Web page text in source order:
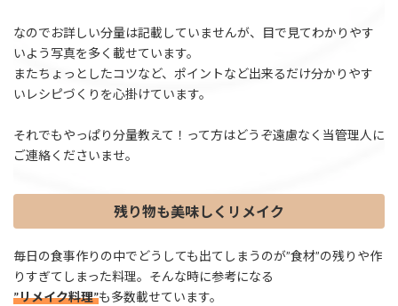
なのでお詳しい分量は記載していませんが、目で見てわかりやす
いよう写真を多く載せています。
またちょっとしたコツなど、ポイントなど出来るだけ分かりやす
いレシピづくりを心掛けています。
それでもやっぱり分量教えて！って方はどうぞ遠慮なく当管理人に
ご連絡くださいませ。
残り物も美味しくリメイク
毎日の食事作りの中でどうしても出てしまうのが”食材”の残りや作
りすぎてしまった料理。そんな時に参考になる
”リメイク料理”も多数載せています。